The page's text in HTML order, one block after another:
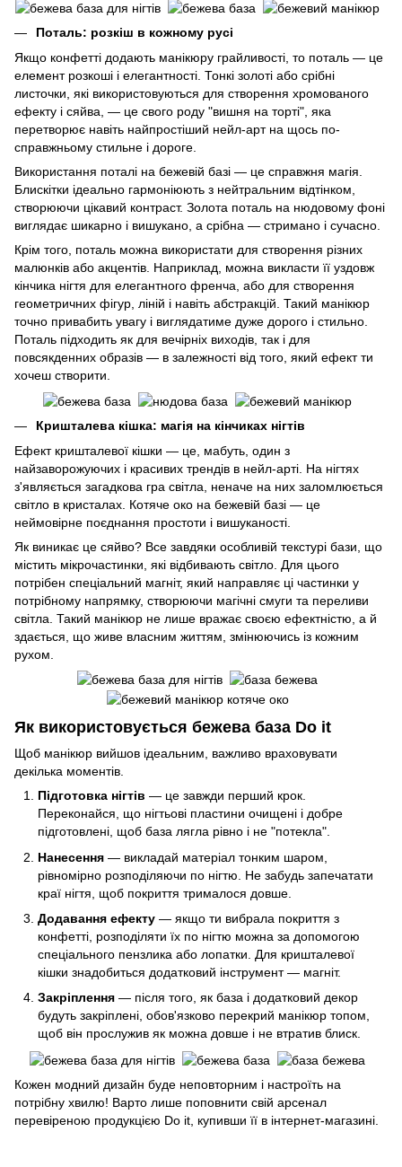
Поталь: розкіш в кожному русі
Якщо конфетті додають манікюру грайливості, то поталь — це
елемент розкоші і елегантності. Тонкі золоті або срібні
листочки, які використовуються для створення хромованого
ефекту і сяйва, — це свого роду "вишня на торті", яка
перетворює навіть найпростіший нейл-арт на щось по-
справжньому стильне і дороге.
Використання поталі на бежевій базі — це справжня магія.
Блискітки ідеально гармоніюють з нейтральним відтінком,
створюючи цікавий контраст. Золота поталь на нюдовому фоні
виглядає шикарно і вишукано, а срібна — стримано і сучасно.
Крім того, поталь можна використати для створення різних
малюнків або акцентів. Наприклад, можна викласти її уздовж
кінчика нігтя для елегантного френча, або для створення
геометричних фігур, ліній і навіть абстракцій. Такий манікюр
точно привабить увагу і виглядатиме дуже дорого і стильно.
Поталь підходить як для вечірніх виходів, так і для
повсякденних образів — в залежності від того, який ефект ти
хочеш створити.
Кришталева кішка: магія на кінчиках нігтів
Ефект кришталевої кішки — це, мабуть, один з
найзаворожуючих і красивих трендів в нейл-арті. На нігтях
з'являється загадкова гра світла, неначе на них заломлюється
світло в кристалах. Котяче око на бежевій базі — це
неймовірне поєднання простоти і вишуканості.
Як виникає це сяйво? Все завдяки особливій текстурі бази, що
містить мікрочастинки, які відбивають світло. Для цього
потрібен спеціальний магніт, який направляє ці частинки у
потрібному напрямку, створюючи магічні смуги та переливи
світла. Такий манікюр не лише вражає своєю ефектністю, а й
здається, що живе власним життям, змінюючись із кожним
рухом.
Як використовується бежева база Do it
Щоб манікюр вийшов ідеальним, важливо враховувати
декілька моментів.
Підготовка нігтів — це завжди перший крок.
Переконайся, що нігтьові пластини очищені і добре
підготовлені, щоб база лягла рівно і не "потекла".
Нанесення — викладай матеріал тонким шаром,
рівномірно розподіляючи по нігтю. Не забудь запечатати
краї нігтя, щоб покриття трималося довше.
Додавання ефекту — якщо ти вибрала покриття з
конфетті, розподіляти їх по нігтю можна за допомогою
спеціального пензлика або лопатки. Для кришталевої
кішки знадобиться додатковий інструмент — магніт.
Закріплення — після того, як база і додатковий декор
будуть закріплені, обов'язково перекрий манікюр топом,
щоб він прослужив як можна довше і не втратив блиск.
Кожен модний дизайн буде неповторним і настроїть на
потрібну хвилю! Варто лише поповнити свій арсенал
перевіреною продукцією Do it, купивши її в інтернет-магазині.